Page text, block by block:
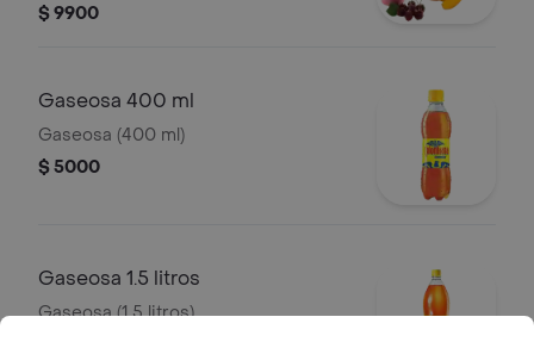
$ 9900
Gaseosa 400 ml
Gaseosa (400 ml)
$ 5000
Gaseosa 1.5 litros
Gaseosa (1.5 litros)